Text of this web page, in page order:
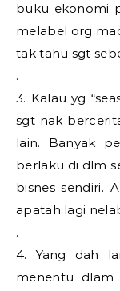
buku ekonomi
melabel org
tak tahu sgt
.
3. Kalau yg
sgt nak
lain. Banyak
berlaku di dlm
bisnes sendiri.
apatah lagi
.
4. Yang dah
menentu dlam